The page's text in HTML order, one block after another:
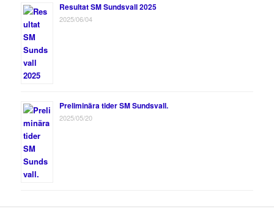
Resultat SM Sundsvall 2025
2025/06/04
Preliminära tider SM Sundsvall.
2025/05/20